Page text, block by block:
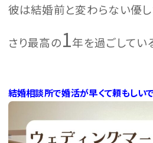
彼は結婚前と変わらない優し
さり最高の1年を過ごしてい
結婚相談所で婚活が早くて頼もしい